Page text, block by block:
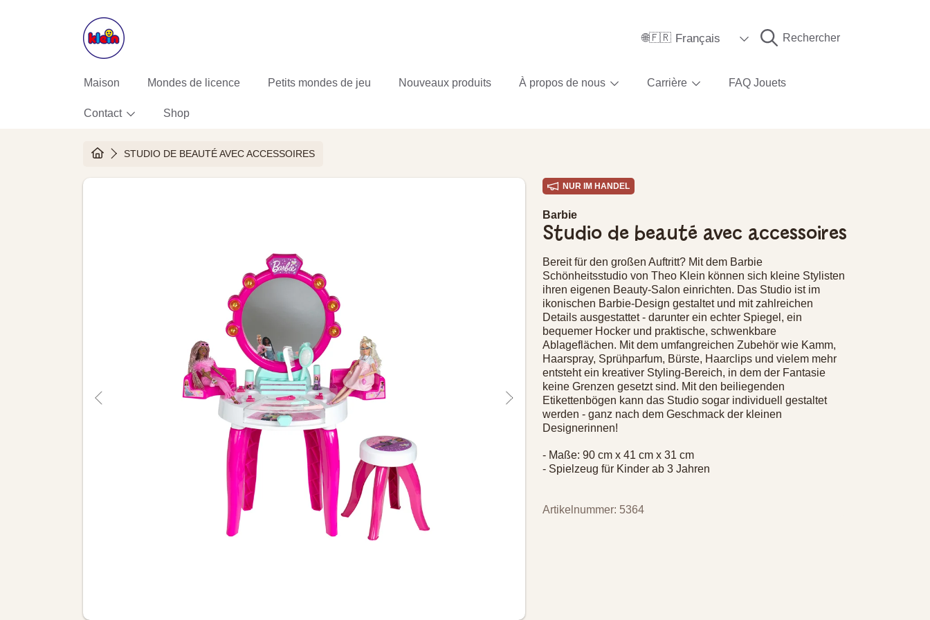
ALLER AU CONTENU
🌐🇫🇷 Français Rechercher
Maison Mondes de licence Petits mondes de jeu Nouveaux produits À propos de nous Carrière FAQ Jouets
Contact Shop
HOMESTUDIO DE BEAUTÉ AVEC ACCESSOIRES
NUR IM HANDEL
Barbie
Studio de beauté avec accessoires
Bereit für den großen Auftritt? Mit dem Barbie
Schönheitsstudio von Theo Klein können sich kleine Stylisten
ihren eigenen Beauty-Salon einrichten. Das Studio ist im
ikonischen Barbie-Design gestaltet und mit zahlreichen
Details ausgestattet - darunter ein echter Spiegel, ein
bequemer Hocker und praktische, schwenkbare
Ablageflächen. Mit dem umfangreichen Zubehör wie Kamm,
Haarspray, Sprühparfum, Bürste, Haarclips und vielem mehr
entsteht ein kreativer Styling-Bereich, in dem der Fantasie
keine Grenzen gesetzt sind. Mit den beiliegenden
Etikettenbögen kann das Studio sogar individuell gestaltet
werden - ganz nach dem Geschmack der kleinen
Designerinnen!
- Maße: 90 cm x 41 cm x 31 cm
- Spielzeug für Kinder ab 3 Jahren
Artikelnummer: 5364